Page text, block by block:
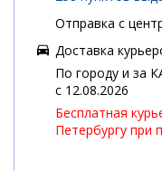
Отправка с
Доставка
По городу и за
c 12.08.2026
Бесплатная
Петербургу при